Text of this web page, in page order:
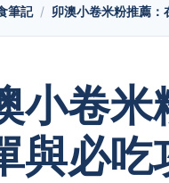
筆記 卯澳小卷米粉推薦
小卷
與必吃